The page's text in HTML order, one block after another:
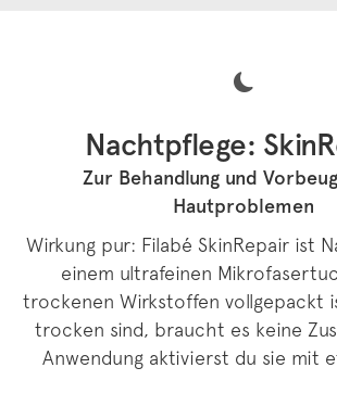
Nachtpflege:
Zur Behandlung und
Hautproblemen
Wirkung pur: Filabé SkinRepair ist
einem ultrafeinen
trockenen Wirkstoffen vollgepackt
trocken sind, braucht es keine
Anwendung aktivierst du sie mit